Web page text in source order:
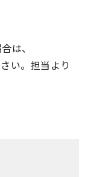
は、
い。担当より